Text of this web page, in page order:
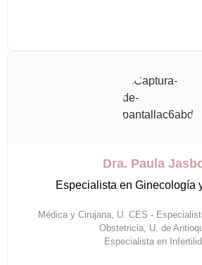
Dra. Paula
Especialista en Ginecología
Médica y Cirujana, U. CES -
Obstetricia, U. de
Especialista en